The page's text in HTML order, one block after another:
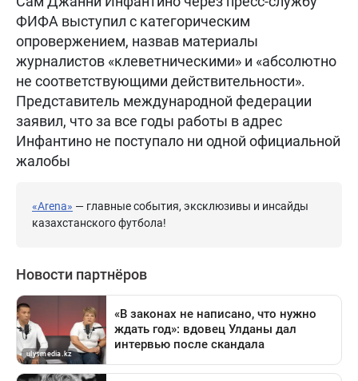
ФИФА выступил с категорическим
опровержением, назвав материалы
журналистов «клеветническими» и «абсолютно
не соответствующими действительности».
Представитель международной федерации
заявил, что за все годы работы в адрес
Инфантино не поступало ни одной официальной
жалобы
«Arena» — главные события, эксклюзивы и инсайды
казахстанского футбола!